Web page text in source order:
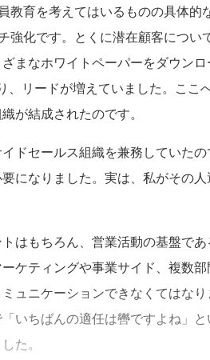
教育を考えてはいるものの具体的
強化です。とくに潜在顧客につい
まなホワイトペーパーをダウンロ
リードが増えていました。ここ
が結成されたのです。
ドセールス組織を兼務していたの
になりました。実は、私がその人
はもちろん、営業活動の基盤で
ケティングや事業サイド、複数
ュニケーションできなくてはなり
いちばんの適任は轡ですよね」
た。